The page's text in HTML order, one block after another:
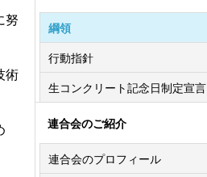
努
術
綱領
行動指針
生コンクリート記念日制定宣言
連合会のご紹介
連合会のプロフィール